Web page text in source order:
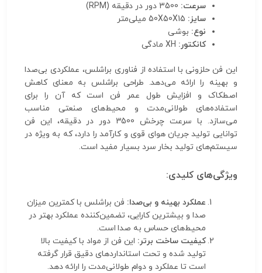
سرعت:
سایز:
نوع: بوشی
کانکتور:
این فن حلزونی با استفاده از فناوری براشلس، عملکردی بی‌صدا
و بهینه را ارائه می‌دهد. طراحی براشلس به معنای کاهش
اصطکاک و افزایش طول عمر فن است که آن را برای
استفاده‌های طولانی‌مدت و محیط‌های صنعتی مناسب
می‌سازد. با سرعت چرخش 3500 دور در دقیقه، این فن
توانایی تولید جریان هوای قوی و کارآمد را دارد، که به ویژه در
سیستم‌های تولید بخار سرد بسیار مفید است.
ویژگی‌های کلیدی:
عملکرد بهینه و بی‌صدا: فن براشلس با کمترین میزان
صدا و بیشترین کارایی، تضمین‌کننده عملکرد بهتر در
محیط‌های حساس به صدا است.
کیفیت ساخت برتر: این فن از مواد با کیفیت بالا
تولید شده و تحت استانداردهای دقیق قرار گرفته
است تا عملکرد و دوام طولانی‌مدت را ارائه دهد.